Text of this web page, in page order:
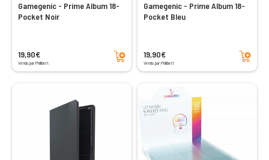
Gamegenic - Prime Album 18-
Pocket Noir
19,90€
Vendu par Philibert
Ajouter au panier
Gamegenic - Prime Album 18-
Pocket Bleu
19,90€
Vendu par Philibert
Ajouter au panier